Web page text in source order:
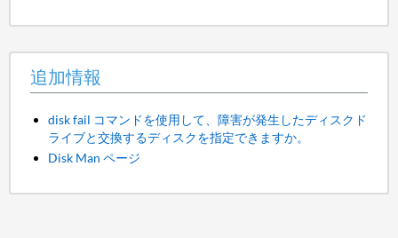
追加情報
disk fail コマンドを使用して、障害が発生したディスクド
ライブと交換するディスクを指定できますか。
Disk Man ページ